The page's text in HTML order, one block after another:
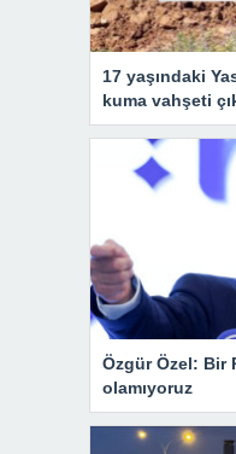
17 yaşındaki
kuma vahşeti
Özgür Özel: Bir
olamıyoruz